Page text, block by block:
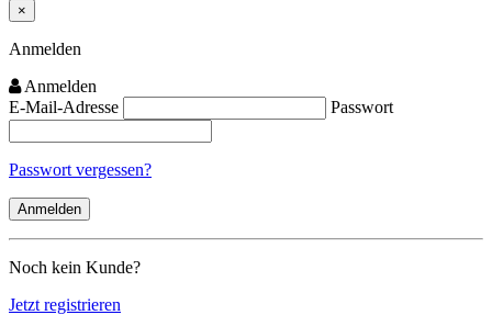
×
Close
Anmelden
Anmelden
E-Mail-Adresse
Passwort
Passwort vergessen?
Noch kein Kunde?
Jetzt registrieren